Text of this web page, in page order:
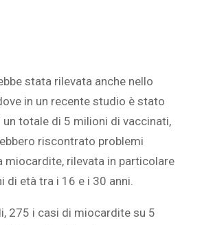
stata rilevata anche nello
in un recente studio è stato
totale di 5 milioni di vaccinati,
riscontrato problemi
miocardite, rilevata in particolare
di età tra i 16 e i 30 anni.
275 i casi di miocardite su 5